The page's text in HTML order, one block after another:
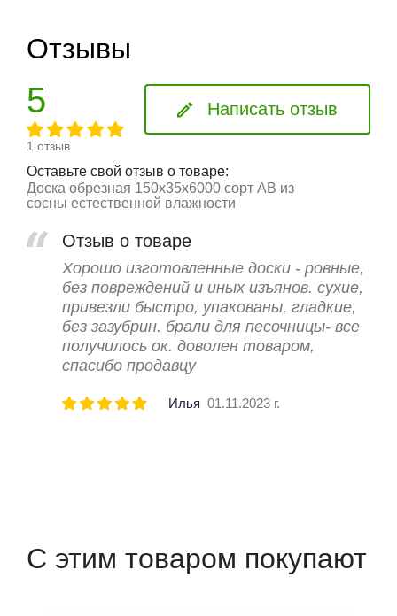
Отзывы
5
1 отзыв
Написать отзыв
Оставьте свой отзыв о товаре:
Доска обрезная 150x35x6000 сорт АВ из
сосны естественной влажности
Отзыв о товаре
Хорошо изготовленные доски - ровные,
без повреждений и иных изъянов. сухие,
привезли быстро, упакованы, гладкие,
без зазубрин. брали для песочницы- все
получилось ок. доволен товаром,
спасибо продавцу
Илья 01.11.2023 г.